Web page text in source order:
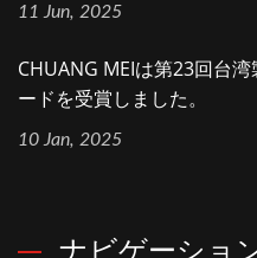
11 Jun, 2025
CHUANG MEIは第23回台
ードを受賞しました。
10 Jan, 2025
ナビゲーショ